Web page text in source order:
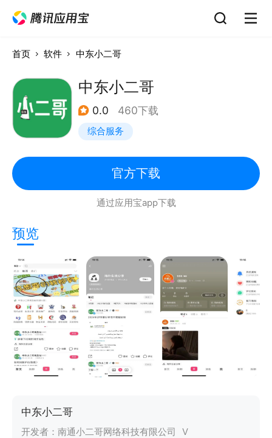
首页 软件 中东小二哥
中东小二哥
0.0 460下载
综合服务
官方下载
通过应用宝app下载
预览
中东小二哥
开发者： 南通小二哥网络科技有限公司
V